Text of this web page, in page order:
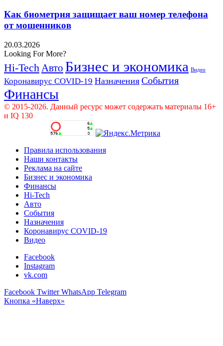
Как биометрия защищает ваш номер телефона
от мошенников
20.03.2026
Looking For More?
Hi-Tech Авто Бизнес и экономика Видео
Коронавирус COVID-19 Назначения События
Финансы
© 2015-2026. Данный ресурс может содержать материалы 16+
и IQ 130
Правила использования
Наши контакты
Реклама на сайте
Бизнес и экономика
Финансы
Hi-Tech
Авто
События
Назначения
Коронавирус COVID-19
Видео
Facebook
Instagram
vk.com
Facebook Twitter WhatsApp Telegram
Кнопка «Наверх»